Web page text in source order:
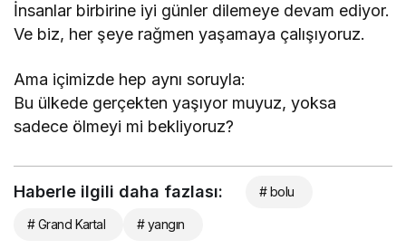
İnsanlar birbirine iyi günler dilemeye devam ediyor.
Ve biz, her şeye rağmen yaşamaya çalışıyoruz.
Ama içimizde hep aynı soruyla:
Bu ülkede gerçekten yaşıyor muyuz, yoksa
sadece ölmeyi mi bekliyoruz?
Haberle ilgili daha fazlası: # bolu
# Grand Kartal # yangın